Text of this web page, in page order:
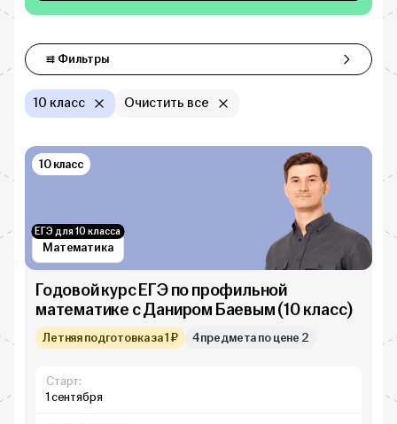
ФильтрыФильтры
10 класс Очистить все
Математика
ЕГЭ для 10 класса
10 класс
Годовой курс ЕГЭ по профильной
математике с Даниром Баевым (10 класс)
Летняя подготовка за 1 ₽ 4 предмета по цене 2
Старт:
1 сентября